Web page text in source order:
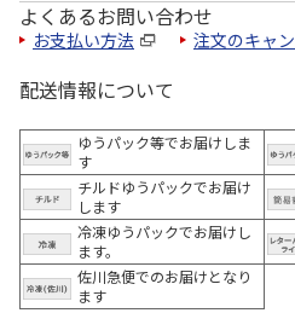
よくあるお問い合わせ
お支払い方法 注文のキャ
配送情報について
ゆうパック等でお届けしま
す
チルドゆうパックでお届け
します
冷凍ゆうパックでお届けし
ます。
佐川急便でのお届けとなり
ます